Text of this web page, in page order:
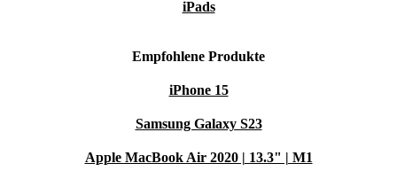
iPads
Empfohlene Produkte
iPhone 15
Samsung Galaxy S23
Apple MacBook Air 2020 | 13.3" | M1